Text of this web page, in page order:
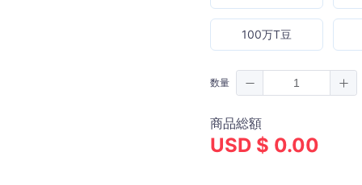
100万T豆
数量
商品総額
USD $ 0.00